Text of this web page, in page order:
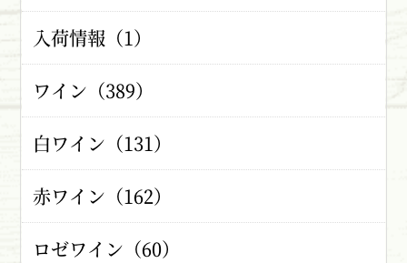
入荷情報（1）
ワイン（389）
白ワイン（131）
赤ワイン（162）
ロゼワイン（60）